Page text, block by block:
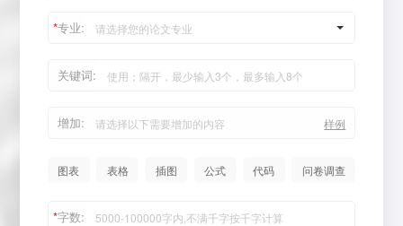
*专业: 请选择您的论文专业
关键词:
增加: 样例
图表 表格 插图 公式 代码 问卷调查
*字数: